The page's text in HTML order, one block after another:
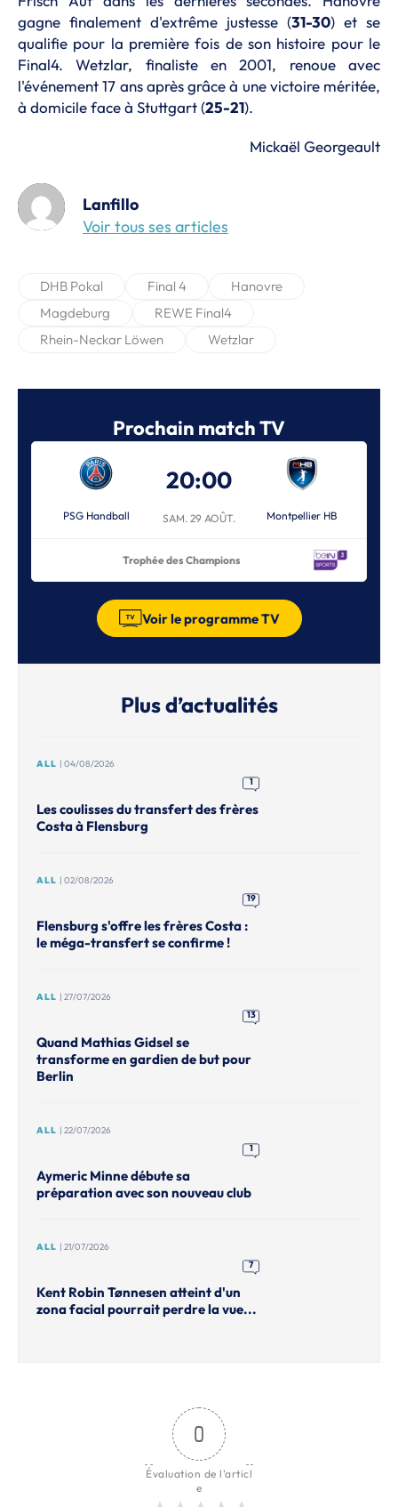
gagne finalement d'extrême justesse (31-30) et se
qualifie pour la première fois de son histoire pour le
Final4. Wetzlar, finaliste en 2001, renoue avec
l'événement 17 ans après grâce à une victoire méritée,
à domicile face à Stuttgart (25-21).
Mickaël Georgeault
Lanfillo
Voir tous ses articles
DHB Pokal Final 4
Hanovre
Magdeburg
REWE Final4
Rhein-Neckar Löwen
Wetzlar
Prochain match TV
PSG Handball
20:00
SAM. 29 AOÛT. Montpellier HB
Trophée des Champions
Voir le programme TV
Plus d’actualités
ALL | 04/08/2026
1
Les coulisses du transfert des frères
Costa à Flensburg
ALL | 02/08/2026
19
Flensburg s'offre les frères Costa :
le méga-transfert se confirme !
ALL | 27/07/2026
13
Quand Mathias Gidsel se
transforme en gardien de but pour
Berlin
ALL | 22/07/2026
1
Aymeric Minne débute sa
préparation avec son nouveau club
ALL | 21/07/2026
7
Kent Robin Tønnesen atteint d'un
zona facial pourrait perdre la vue...
0
Évaluation de l'articl
e